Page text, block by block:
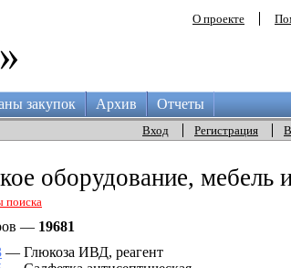
О проекте
закупок Архив Отчеты
Вход Регистрация
оборудование, мебель
поиска
— 19681
— Глюкоза ИВД, реагент